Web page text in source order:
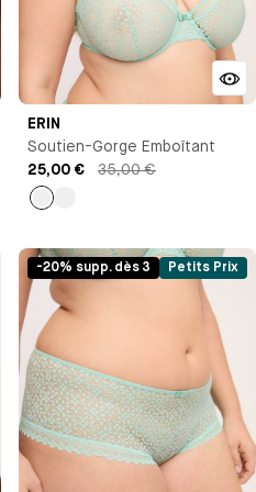
ERIN
Soutien-Gorge Emboîtant
25,00 €
35,00 €
Vert
-20% supp. dès 3 Petits Prix